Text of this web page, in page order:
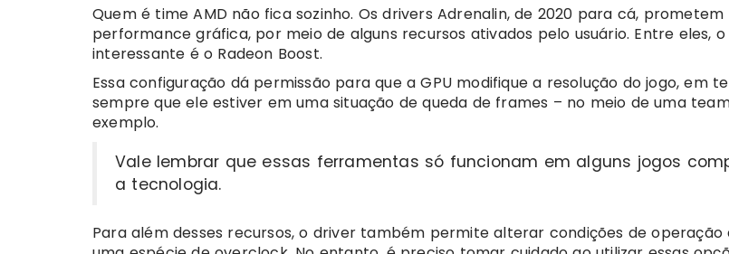
Quem é time AMD não fica sozinho. Os drivers Adrenalin, de 2020 para cá,
performance gráfica, por meio de alguns recursos ativados pelo usuário. Entre eles, o
interessante é o Radeon Boost.
Essa configuração dá permissão para que a GPU modifique a resolução do jogo, em
sempre que ele estiver em uma situação de queda de frames – no meio de uma
exemplo.
Vale lembrar que essas ferramentas só funcionam em alguns jogos
a tecnologia.
Para além desses recursos, o driver também permite alterar condições de operação